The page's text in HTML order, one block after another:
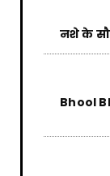
नशे के
Bhool